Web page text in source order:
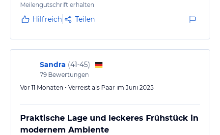
Meilengutschrift erhalten
Hilfreich Teilen
Sandra (41-45)
79 Bewertungen
Vor 11 Monaten • Verreist als Paar im Juni 2025
Praktische Lage und leckeres Frühstück in
modernem Ambiente